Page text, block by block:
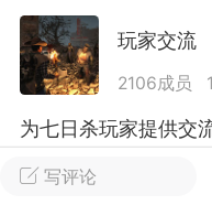
汉
72
大人
Lv.8
写评论
玩家交流
2106成员
为七日杀玩家提供交
遵守中国法律规则，